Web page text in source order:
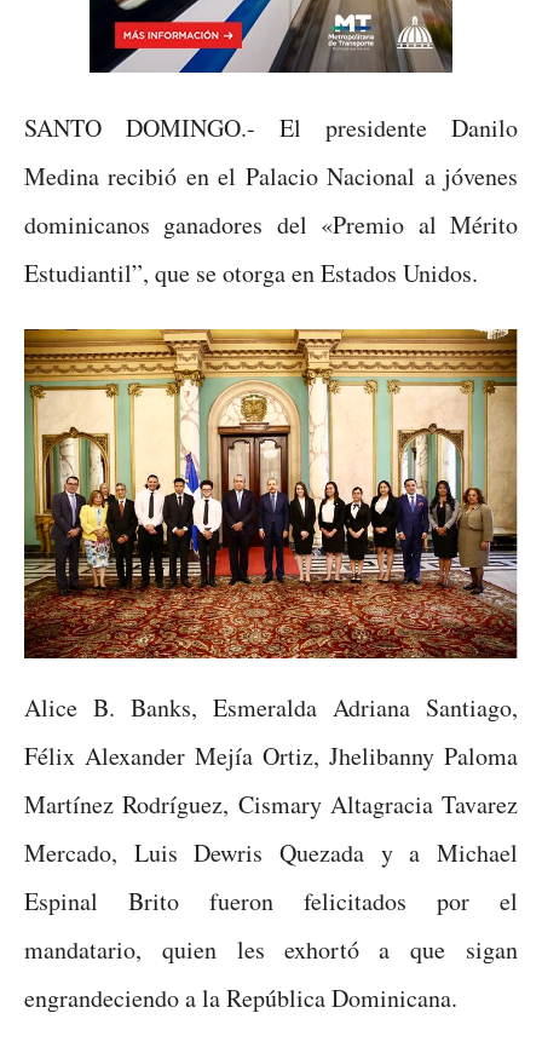
SANTO DOMINGO.- El presidente Danilo
Medina recibió en el Palacio Nacional a jóvenes
dominicanos ganadores del «Premio al Mérito
Estudiantil”, que se otorga en Estados Unidos.
Alice B. Banks, Esmeralda Adriana Santiago,
Félix Alexander Mejía Ortiz, Jhelibanny Paloma
Martínez Rodríguez, Cismary Altagracia Tavarez
Mercado, Luis Dewris Quezada y a Michael
Espinal Brito fueron felicitados por el
mandatario, quien les exhortó a que sigan
engrandeciendo a la República Dominicana.